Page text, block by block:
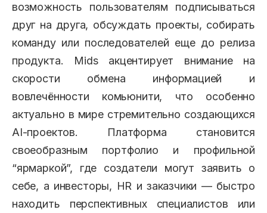
возможность пользователям подписываться
друг на друга, обсуждать проекты, собирать
команду или последователей еще до релиза
продукта. Mids акцентирует внимание на
скорости обмена информацией и
вовлечённости комьюнити, что особенно
актуально в мире стремительно создающихся
AI-проектов. Платформа становится
своеобразным портфолио и профильной
“ярмаркой”, где создатели могут заявить о
себе, а инвесторы, HR и заказчики — быстро
находить перспективных специалистов или